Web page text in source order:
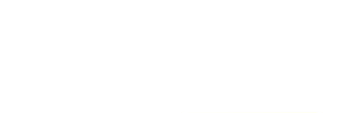
event crew,
bagi mereka